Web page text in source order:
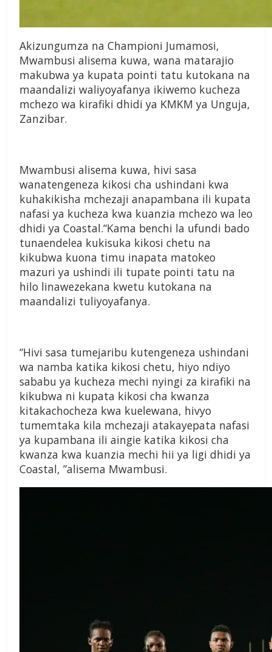
Akizungumza na Championi Jumamosi,
Mwambusi alisema kuwa, wana matarajio
makubwa ya kupata pointi tatu kutokana na
maandalizi waliyoyafanya ikiwemo kucheza
mchezo wa kirafiki dhidi ya KMKM ya Unguja,
Zanzibar.
Mwambusi alisema kuwa, hivi sasa
wanatengeneza kikosi cha ushindani kwa
kuhakikisha mchezaji anapambana ili kupata
nafasi ya kucheza kwa kuanzia mchezo wa leo
dhidi ya Coastal.“Kama benchi la ufundi bado
tunaendelea kukisuka kikosi chetu na
kikubwa kuona timu inapata matokeo
mazuri ya ushindi ili tupate pointi tatu na
hilo linawezekana kwetu kutokana na
maandalizi tuliyoyafanya.
“Hivi sasa tumejaribu kutengeneza ushindani
wa namba katika kikosi chetu, hiyo ndiyo
sababu ya kucheza mechi nyingi za kirafiki na
kikubwa ni kupata kikosi cha kwanza
kitakachocheza kwa kuelewana, hivyo
tumemtaka kila mchezaji atakayepata nafasi
ya kupambana ili aingie katika kikosi cha
kwanza kwa kuanzia mechi hii ya ligi dhidi ya
Coastal, ”alisema Mwambusi.